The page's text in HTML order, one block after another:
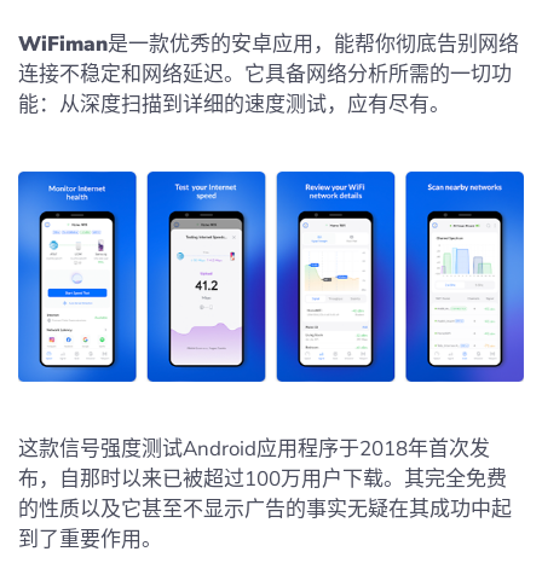
WiFiman是一款优秀的安卓应用，能帮你彻底告别网络
连接不稳定和网络延迟。它具备网络分析所需的一切功
能：从深度扫描到详细的速度测试，应有尽有。
这款信号强度测试Android应用程序于2018年首次发
布，自那时以来已被超过100万用户下载。其完全免费
的性质以及它甚至不显示广告的事实无疑在其成功中起
到了重要作用。